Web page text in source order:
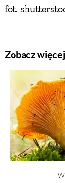
fot.
Zobacz więcej